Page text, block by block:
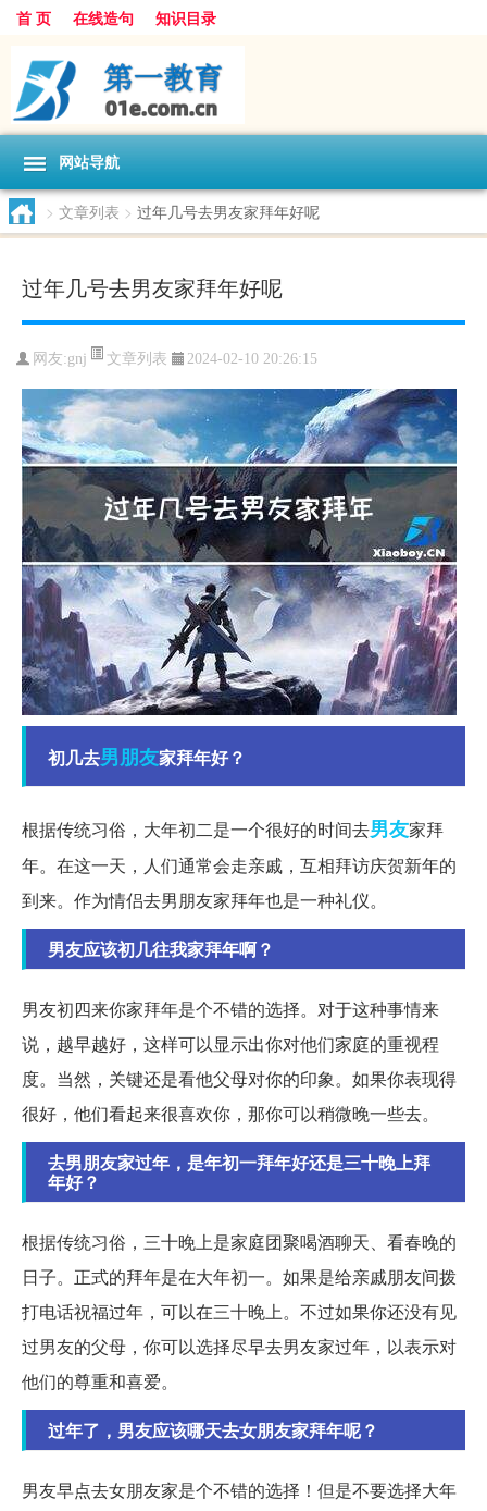
首 页 在线造句 知识目录
网站导航
> 文章列表 > 过年几号去男友家拜年好呢
过年几号去男友家拜年好呢
网友:gnj 文章列表 2024-02-10 20:26:15
初几去男朋友家拜年好？
根据传统习俗，大年初二是一个很好的时间去男友家拜
年。在这一天，人们通常会走亲戚，互相拜访庆贺新年的
到来。作为情侣去男朋友家拜年也是一种礼仪。
男友应该初几往我家拜年啊？
男友初四来你家拜年是个不错的选择。对于这种事情来
说，越早越好，这样可以显示出你对他们家庭的重视程
度。当然，关键还是看他父母对你的印象。如果你表现得
很好，他们看起来很喜欢你，那你可以稍微晚一些去。
去男朋友家过年，是年初一拜年好还是三十晚上拜
年好？
根据传统习俗，三十晚上是家庭团聚喝酒聊天、看春晚的
日子。正式的拜年是在大年初一。如果是给亲戚朋友间拨
打电话祝福过年，可以在三十晚上。不过如果你还没有见
过男友的父母，你可以选择尽早去男友家过年，以表示对
他们的尊重和喜爱。
过年了，男友应该哪天去女朋友家拜年呢？
男友早点去女朋友家是个不错的选择！但是不要选择大年